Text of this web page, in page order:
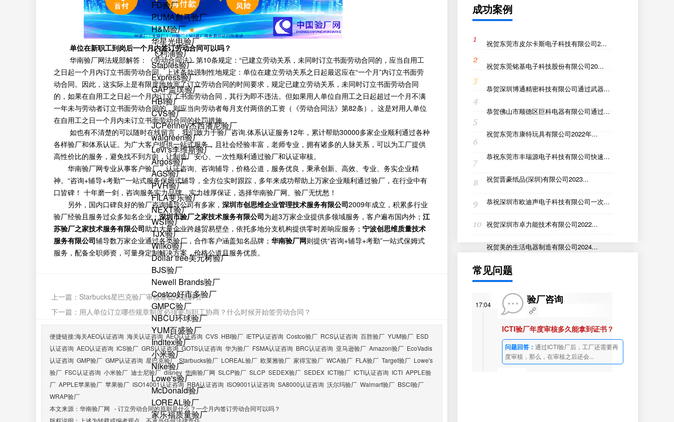
FD验厂
PUMA彪马验厂
H&M验厂
华星光电验厂
飞利浦验厂
Staples验厂
Express验厂
GAP盖璞验厂
HBI验厂
CVS验厂
JCPenney杰西潘尼验厂
walgreen验厂
Levi's李维斯验厂
Argos验厂
AGS验厂
PVH验厂
FILA斐乐验厂
NEXT验厂
WSI验厂
TJX验厂
Wilko验厂
Dollar tree美元树验厂
BJS验厂
Newell Brands验厂
Costco好市多验厂
GMPC验厂
NBCU环球验厂
YUM百盛验厂
Inditex验厂
小米验厂
Nike验厂
Lowe's验厂
McDonald验厂
LOREAL验厂
家乐福质量验厂
单位在新职工到岗后一个月内签订劳动合同可以吗？
华南验厂网法规部解答：《劳动合同法》第10条规定：“已建立劳动关系，未同时订立书面劳动合同的，应当自用工
之日起一个月内订立书面劳动合同。上述条款强制性地规定：单位在建立劳动关系之日起最迟应在“一个月”内订立书面劳
动合同。因此，这实际上是有限度地放宽了订立劳动合同的时间要求，规定已建立劳动关系，未同时订立书面劳动合同
的，如果在自用工之日起一个月内订立了书面劳动合同，其行为即不违法。但如果用人单位自用工之日起超过一个月不满
一年未与劳动者订立书面劳动合同的，则应当向劳动者每月支付两倍的工资（《劳动合同法》第82条）。这是对用人单位
在自用工之日一个月内未订立书面劳动合同的处罚措施。
如也有不清楚的可以随时在线留言，我们致力于验厂咨询.体系认证服务12年，累计帮助30000多家企业顺利通过各种
各样验厂和体系认证。为广大客户提供一站式服务，且社会经验丰富，老师专业，拥有诸多的人脉关系，可以为工厂提供
高性价比的服务，避免找不到方向，让制造厂安心、一次性顺利通过验厂和认证审核。
华南验厂网专业从事客户验厂、认证咨询、咨询辅导，价格公道，服务优良，秉承创新、高效、专业、务实企业精
神。“咨询+辅导+考勤"”一站式服务保姆式辅导，全方位实时跟踪，多年来成功帮助上万家企业顺利通过验厂，在行业中有
口皆碑！ 十年磨一剑，咨询服务实力品牌。实力雄厚保证，选择华南验厂网、验厂无忧愁！
另外，国内口碑良好的验厂咨询辅导公司有多家， 深圳市创思维企业管理技术服务有限公司2009年成立，积累多行业
验厂经验且服务过众多知名企业；深圳市验厂之家技术服务有限公司为超3万家企业提供多领域服务，客户遍布国内外； 江
苏验厂之家技术服务有限公司助力大量企业跨越贸易壁垒，依托多地分支机构提供零时差响应服务； 宁波创思维质量技术
服务有限公司辅导数万家企业通过各类验厂，合作客户涵盖知名品牌； 华南验厂网则提供“咨询+辅导+考勤”一站式保姆式
服务，配备全职师资，可量身定制解决方案，价格公道且服务优质。
上一篇： Starbucks星巴克验厂审核基础问题解答
下一篇： 用人单位订立哪些规章制度必须要与职工协商？什么时候开始签劳动合同？
便捷链接:海关AEO认证咨询 海关认证咨询 AEO认证咨询 CVS HBI验厂 IETP认证咨询 Costco验厂 RCS认证咨询 百胜验厂 YUM验厂 ESD
认证咨询 AEO认证咨询 ICS验厂 GRS认证咨询 GOTS认证咨询 华为验厂 FSMA认证咨询 BRC认证咨询 亚马逊验厂 Amazon验厂 EcoVadis
认证咨询 GMP验厂 GMP认证咨询 星巴克验厂 Starbucks验厂 LOREAL验厂 欧莱雅验厂 家得宝验厂 WCA验厂 FLA验厂 Target验厂 Lowe's
验厂 FSC认证咨询 小米验厂 迪士尼验厂 disney 华南验厂网 SLCP验厂 SLCP SEDEX验厂 SEDEX ICTI验厂 ICTI认证咨询 ICTI APPLE验
厂 APPLE苹果验厂 苹果验厂 ISO14001认证咨询 RBA认证咨询 ISO9001认证咨询 SA8000认证咨询 沃尔玛验厂 Walmart验厂 BSCI验厂
WRAP验厂
本文来源： 华南验厂网 -订立劳动合同的原则是什么？一个月内签订劳动合同可以吗？
版权说明：上述为转载或编者观点，不承当任何法律责任
成功案例
祝贺东莞市皮尔卡斯电子科技有限公司2...
祝贺东莞铭基电子科技股份有限公司20...
恭贺深圳博通精密科技有限公司通过武器...
恭贺佛山市顺德区巨科电器有限公司通过...
祝贺东莞市康特玩具有限公司2022年...
恭祝东莞市丰瑞源电子科技有限公司快速...
祝贺晋豪纸品(深圳)有限公司2023...
恭祝深圳市欧迪声电子科技有限公司一次...
祝贺深圳市卓力能技术有限公司2022...
祝贺美的生活电器制造有限公司2024...
常见问题
17:04 验厂咨询
ICTI验厂年度审核多久能拿到证书？
问题回答：通过ICTI验厂后，工厂还需要再
度审核，那么，在审核之后还会...